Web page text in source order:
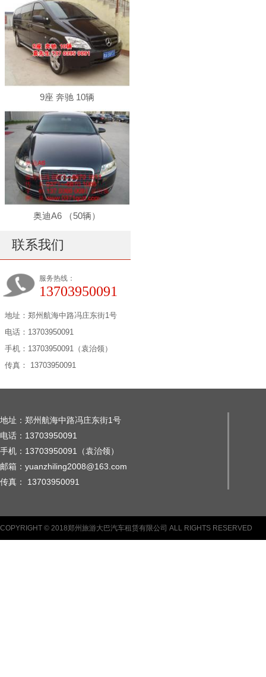
9座 奔驰 10辆
奥迪A6 （50辆）
联系我们
服务热线：
13703950091
地址：郑州航海中路冯庄东街1号
电话：13703950091
手机：13703950091（袁治领）
传真： 13703950091
地址：郑州航海中路冯庄东街1号
电话：13703950091
手机：13703950091（袁治领）
邮箱：yuanzhiling2008@163.com
传真： 13703950091
COPYRIGHT © 2018郑州旅游大巴汽车租赁有限公司 ALL RIGHTS RESERVED